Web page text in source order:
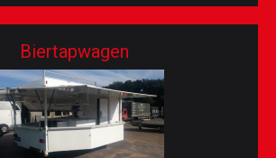
Biertapwagen